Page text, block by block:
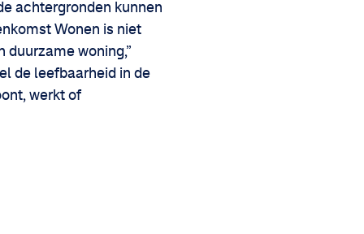
achtergronden kunnen
Wonen is niet
duurzame woning,”
de leefbaarheid in de
werkt of